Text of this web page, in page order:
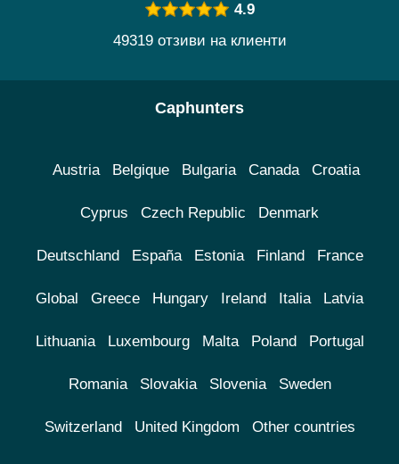
4.9
49319 отзиви на клиенти
Caphunters
Austria Belgique Bulgaria Canada Croatia
Cyprus Czech Republic Denmark
Deutschland España Estonia Finland France
Global Greece Hungary Ireland Italia Latvia
Lithuania Luxembourg Malta Poland Portugal
Romania Slovakia Slovenia Sweden
Switzerland United Kingdom Other countries